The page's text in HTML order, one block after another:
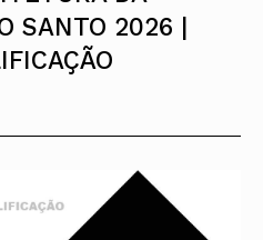
SANTO 2026 |